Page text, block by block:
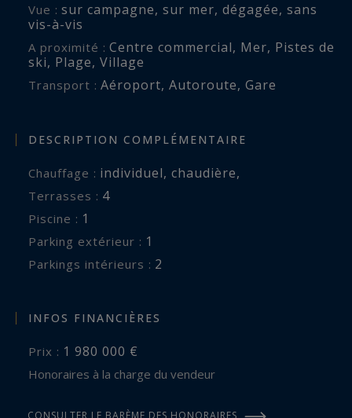
Vue : sur campagne, sur mer, dégagée, sans
vis-à-vis
A proximité : Centre commercial, Mer, Pistes de
ski, Plage, Village
Transport : Aéroport, Autoroute, Gare
DESCRIPTION COMPLÉMENTAIRE
Chauffage : individuel, chaudière,
terrasses : 4
piscine : 1
parking extérieur : 1
parkings intérieurs : 2
INFOS FINANCIÈRES
Prix : 1 980 000 €
Honoraires à la charge du vendeur